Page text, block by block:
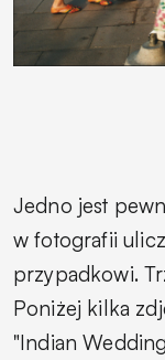
Jedno jest
w fotografii
przypadkowi.
Poniżej kilka
"Indian